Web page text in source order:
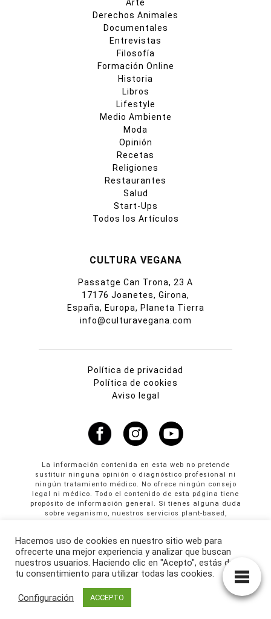
Arte
Derechos Animales
Documentales
Entrevistas
Filosofía
Formación Online
Historia
Libros
Lifestyle
Medio Ambiente
Moda
Opinión
Recetas
Religiones
Restaurantes
Salud
Start-Ups
Todos los Artículos
CULTURA VEGANA
Passatge Can Trona, 23 A
17176 Joanetes, Girona,
España, Europa, Planeta Tierra
info@culturavegana.com
Política de privacidad
Política de cookies
Aviso legal
La información contenida en esta web no pretende
sustituir ninguna opinión o diagnóstico profesional ni
ningún tratamiento médico. No ofrece ningún consejo
legal ni médico. Todo el contenido de esta página tiene
propósito de información general. Si tienes alguna duda
sobre veganismo, nuestros servicios plant-based,
© Copyright 2026 · culturavegana.com · Online since
25/09/2014
Hacemos uso de cookies en nuestro sitio web para
ofrecerte una mejor experiencia y analizar que buscan
nuestros usuarios. Haciendo clic en "Acepto", estás dando
tu consentimiento para utilizar todas las cookies.
Configuración ACCEPTO